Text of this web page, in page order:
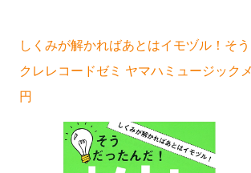
しくみが解かればあとはイモヅル！そ
クレレコードゼミ ヤマハミュージッ
円